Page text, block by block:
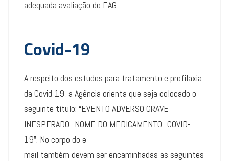
adequada avaliação do EAG.
Covid-19
A respeito dos estudos para tratamento e profilaxia
da Covid-19, a Agência orienta que seja colocado o
seguinte título: “EVENTO ADVERSO GRAVE
INESPERADO_NOME DO MEDICAMENTO_COVID-
19”. No corpo do e-
mail também devem ser encaminhadas as seguintes